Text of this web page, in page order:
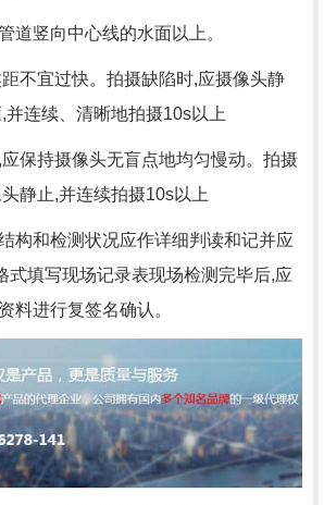
道竖向中心线的水面以上。
不宜过快。拍摄缺陷时,应摄像头静
并连续、清晰地拍摄10s以上
保持摄像头无盲点地均匀慢动。拍摄
静止,并连续拍摄10s以上
构和检测状况应作详细判读和记并应
式填写现场记录表现场检测完毕后,应
料进行复签名确认。